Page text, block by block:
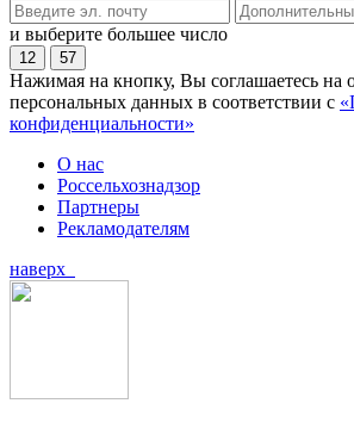
и выберите большее число
12 57
Нажимая на кнопку, Вы соглашаетесь на
персональных данных в соответствии с
конфиденциальности»
О нас
Россельхознадзор
Партнеры
Рекламодателям
наверх